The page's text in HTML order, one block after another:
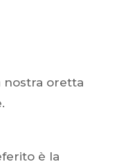
nostra oretta
è la